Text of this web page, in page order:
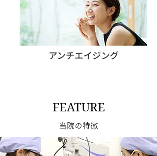
アンチエイジング
FEATURE
当院の特徴